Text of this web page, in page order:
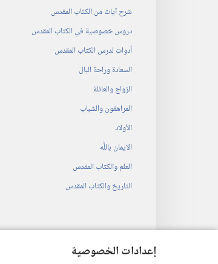
إعدادات الخصوصية
شرح آيات من الكتاب المقدس
دروس خصوصية في الكتاب المقدس
أدوات لدرس الكتاب المقدس
السعادة وراحة البال
الزواج والعائلة
المراهقون والشباب
الأولاد
الايمان باللّٰه
العلم والكتاب المقدس
التاريخ والكتاب المقدس